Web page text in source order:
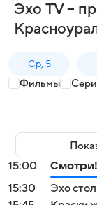
Эхо TV –
Ср, 5
Фильмы
15:00
Смотри!
15:30
Эхо